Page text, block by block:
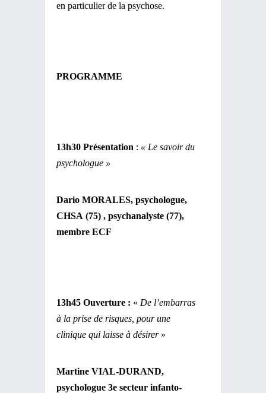
en particulier de la psychose.
PROGRAMME
13h30 Présentation : « Le savoir du
psychologue »
Dario MORALES, psychologue,
CHSA (75) , psychanalyste (77),
membre ECF
13h45 Ouverture : « De l’embarras
à la prise de risques, pour une
clinique qui laisse à désirer»
Martine VIAL-DURAND,
psychologue 3e secteur infanto-